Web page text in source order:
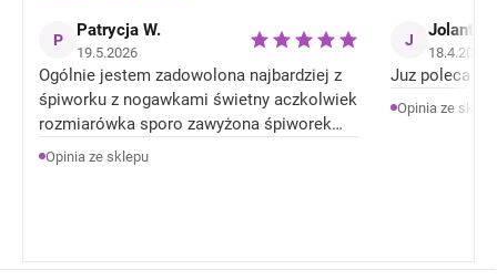
P Patrycja W.
19.5.2026
Ogólnie jestem zadowolona najbardziej z
śpiworku z nogawkami świetny aczkolwiek
rozmiarówka sporo zawyżona śpiworek
rozmiar 92 jest jak 104 rozmiar . Ale
Opinia ze sklepu
J Jolanta
18.4.2026
Juz poleca
Opinia ze